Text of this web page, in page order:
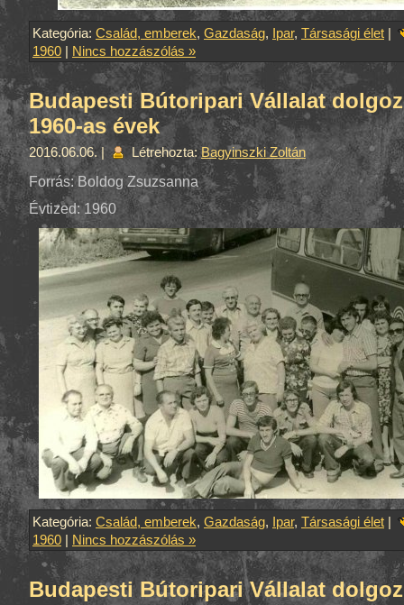
Kategória: Család, emberek, Gazdaság, Ipar, Társasági élet
1960
Nincs hozzászólás »
Budapesti Bútoripari Vállalat
1960-as évek
2016.06.06. | Létrehozta:Bagyinszki Zoltán
Forrás: Boldog Zsuzsanna
Évtized: 1960
Kategória: Család, emberek, Gazdaság, Ipar, Társasági élet
1960
Nincs hozzászólás »
Budapesti Bútoripari Vállalat